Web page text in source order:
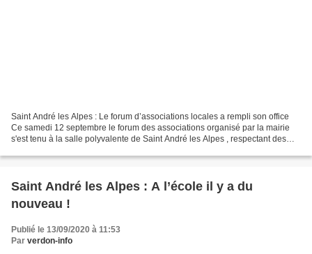
Saint André les Alpes : Le forum d’associations locales a rempli son office
Ce samedi 12 septembre le forum des associations organisé par la mairie
s'est tenu à la salle polyvalente de Saint André les Alpes , respectant des
Saint André les Alpes : A l’école il y a du
nouveau !
Publié le 13/09/2020 à 11:53
Par verdon-info